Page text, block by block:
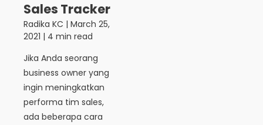
Sales Tracker
Radika KC | March 25,
2021 | 4 min read
Jika Anda seorang
business owner yang
ingin meningkatkan
performa tim sales,
ada beberapa cara